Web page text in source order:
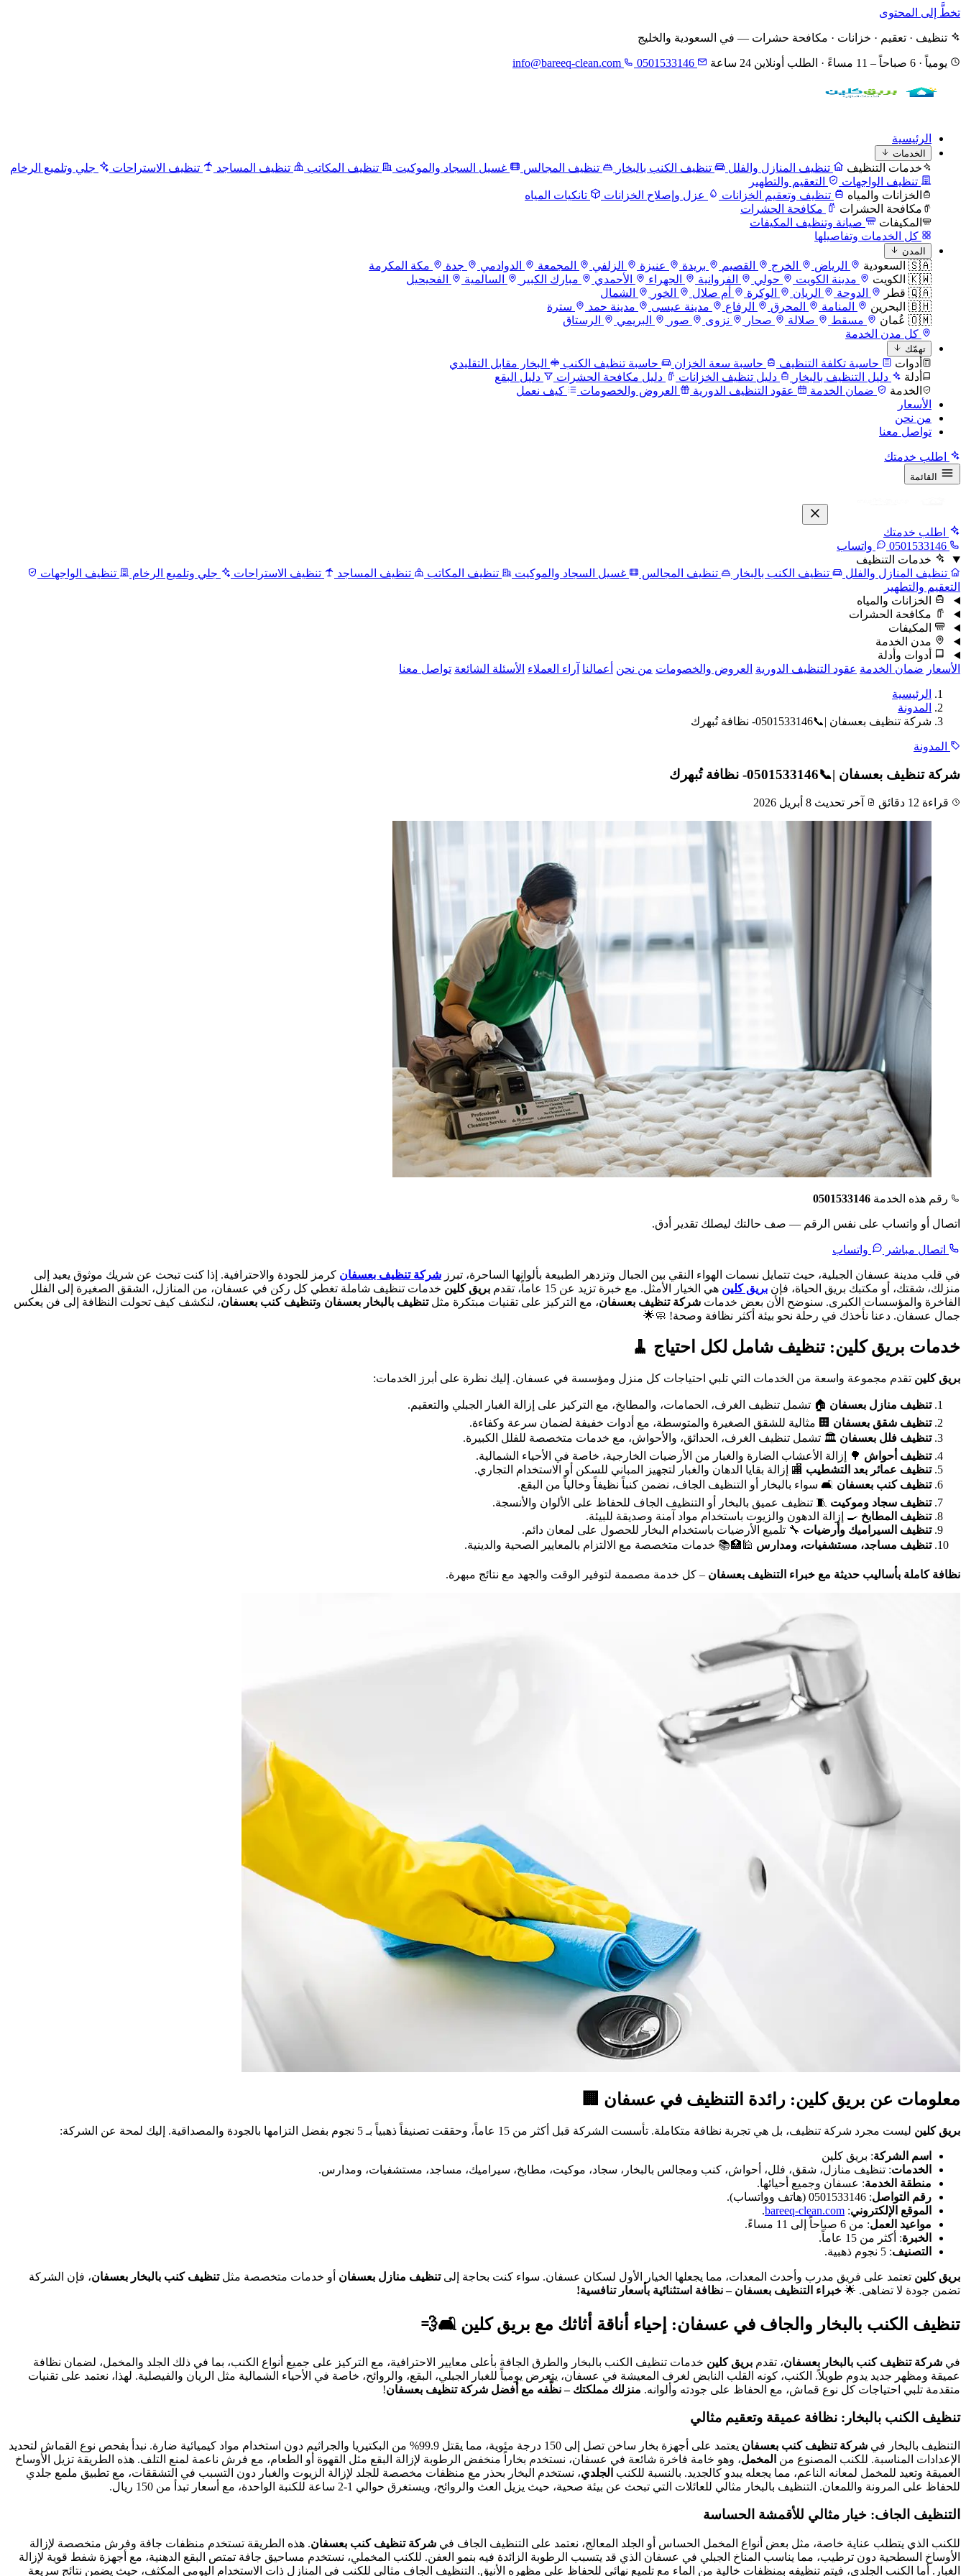
تخطَّ إلى المحتوى
تنظيف · تعقيم · خزانات · مكافحة حشرات — في السعودية والخليج
يومياً · 6 صباحاً – 11 مساءً · الطلب أونلاين 24 ساعة info@bareeq-clean.com 0501533146
الرئيسية
الخدمات
خدمات التنظيف تنظيف المنازل والفلل تنظيف الكنب بالبخار تنظيف المجالس غسيل السجاد والموكيت تنظيف المكاتب تنظيف المساجد تنظيف الاستراحات
جلي وتلميع الرخام
تنظيف الواجهات
التعقيم والتطهير
الخزانات والمياه
تنظيف وتعقيم الخزانات عزل وإصلاح الخزانات
تانكيات المياه
مكافحة الحشرات
مكافحة الحشرات
المكيفات
صيانة وتنظيف المكيفات
كل الخدمات وتفاصيلها
المدن
🇸🇦 السعودية الرياض الخرج القصيم بريدة عنيزة الزلفي المجمعة الدوادمي جدة
مكة المكرمة
🇰🇼 الكويت
مدينة الكويت حولي الفروانية الجهراء الأحمدي مبارك الكبير السالمية
الفحيحيل
🇶🇦 قطر
الدوحة الريان الوكرة أم صلال الخور
الشمال
🇧🇭 البحرين
المنامة المحرق الرفاع مدينة عيسى مدينة حمد
سترة
🇴🇲 عُمان
مسقط صلالة صحار نزوى صور البريمي
الرستاق
كل مدن الخدمة
تهمّك
أدوات حاسبة تكلفة التنظيف حاسبة سعة الخزان حاسبة تنظيف الكنب
البخار مقابل التقليدي
أدلة
دليل التنظيف بالبخار دليل تنظيف الخزانات دليل مكافحة الحشرات
دليل البقع
الخدمة
ضمان الخدمة عقود التنظيف الدورية العروض والخصومات
كيف نعمل
الأسعار
من نحن
تواصل معنا
اطلب خدمتك
القائمة
اطلب خدمتك
0501533146
واتساب
خدمات التنظيف
تنظيف المنازل والفلل
تنظيف الكنب بالبخار تنظيف المجالس غسيل السجاد والموكيت تنظيف المكاتب تنظيف المساجد تنظيف الاستراحات جلي وتلميع الرخام
تنظيف الواجهات
التعقيم والتطهير
الخزانات والمياه
مكافحة الحشرات
المكيفات
مدن الخدمة
أدوات وأدلة
الأسعار ضمان الخدمة عقود التنظيف الدورية العروض والخصومات من نحن أعمالنا آراء العملاء الأسئلة الشائعة تواصل معنا
الرئيسية
المدونة
شركة تنظيف بعسفان |📞0501533146- نظافة تُبهرك
المدونة
شركة تنظيف بعسفان |📞0501533146- نظافة تُبهرك
قراءة 12 دقائق آخر تحديث 8 أبريل 2026
رقم هذه الخدمة 0501533146
اتصال أو واتساب على نفس الرقم — صف حالتك ليصلك تقدير أدق.
اتصال مباشر واتساب
في قلب مدينة عسفان الجبلية، حيث تتمايل نسمات الهواء النقي بين الجبال وتزدهر الطبيعة بألوانها الساحرة، تبرز شركة تنظيف بعسفان كرمز للجودة والاحترافية. إذا كنت تبحث عن شريك موثوق يعيد إلى
منزلك، شقتك، أو مكتبك بريق الحياة، فإن بريق كلين هي الخيار الأمثل. مع خبرة تزيد عن 15 عاماً، تقدم بريق كلين خدمات تنظيف شاملة تغطي كل ركن في عسفان، من المنازل، الشقق الصغيرة إلى الفلل
الفاخرة والمؤسسات الكبرى. سنوضح الأن بعض خدمات شركة تنظيف بعسفان، مع التركيز على تقنيات مبتكرة مثلتنظيف بالبخار بعسفان وتنظيف كنب بعسفان، لنكشف كيف تحولت النظافة إلى فن يعكس
جمال عسفان. دعنا نأخذك في رحلة نحو بيئة أكثر نظافة وصحة! 🧼🌟
خدمات بريق كلين: تنظيف شامل لكل احتياج 🧹
بريق كلين تقدم مجموعة واسعة من الخدمات التي تلبي احتياجات كل منزل ومؤسسة في عسفان. إليك نظرة على أبرز الخدمات:
تنظيف منازل بعسفان 🏠 تشمل تنظيف الغرف، الحمامات، والمطابخ، مع التركيز على إزالة الغبار الجبلي والتعقيم.
تنظيف شقق بعسفان 🏢 مثالية للشقق الصغيرة والمتوسطة، مع أدوات خفيفة لضمان سرعة وكفاءة.
تنظيف فلل بعسفان 🏛️ تشمل تنظيف الغرف، الحدائق، والأحواش، مع خدمات متخصصة للفلل الكبيرة.
تنظيف أحواش 🌳 إزالة الأعشاب الضارة والغبار من الأرضيات الخارجية، خاصة في الأحياء الشمالية.
تنظيف عمائر بعد التشطيب 🏬 إزالة بقايا الدهان والغبار لتجهيز المباني للسكن أو الاستخدام التجاري.
تنظيف كنب بعسفان 🛋️ سواء بالبخار أو التنظيف الجاف، نضمن كنباً نظيفاً وخالياً من البقع.
تنظيف سجاد وموكيت 🧵 تنظيف عميق بالبخار أو التنظيف الجاف للحفاظ على الألوان والأنسجة.
تنظيف المطابخ 🍳 إزالة الدهون والزيوت باستخدام مواد آمنة وصديقة للبيئة.
تنظيف السيراميك وأرضيات 🔧 تلميع الأرضيات باستخدام البخار للحصول على لمعان دائم.
تنظيف مساجد، مستشفيات، ومدارس 🕌🏥📚 خدمات متخصصة مع الالتزام بالمعايير الصحية والدينية.
نظافة كاملة بأساليب حديثة مع خبراء التنظيف بعسفان – كل خدمة مصممة لتوفير الوقت والجهد مع نتائج مبهرة.
معلومات عن بريق كلين: رائدة التنظيف في عسفان 🏢
بريق كلين ليست مجرد شركة تنظيف، بل هي تجربة نظافة متكاملة. تأسست الشركة قبل أكثر من 15 عاماً، وحققت تصنيفاً ذهبياً بـ 5 نجوم بفضل التزامها بالجودة والمصداقية. إليك لمحة عن الشركة:
اسم الشركة: بريق كلين
الخدمات: تنظيف منازل، شقق، فلل، أحواش، كنب ومجالس بالبخار، سجاد، موكيت، مطابخ، سيراميك، مساجد، مستشفيات، ومدارس.
منطقة الخدمة: عسفان وجميع أحيائها.
رقم التواصل: 0501533146 (هاتف وواتساب).
الموقع الإلكتروني:
bareeq-clean.com
.
مواعيد العمل: من 6 صباحاً إلى 11 مساءً.
الخبرة: أكثر من 15 عاماً.
التصنيف: 5 نجوم ذهبية.
بريق كلين تعتمد على فريق مدرب وأحدث المعدات، مما يجعلها الخيار الأول لسكان عسفان. سواء كنت بحاجة إلىتنظيف منازل بعسفان أو خدمات متخصصة مثلتنظيف كنب بالبخار بعسفان، فإن الشركة
تضمن جودة لا تضاهى. 🌟 خبراء التنظيف بعسفان – نظافة استثنائية بأسعار تنافسية!
تنظيف الكنب بالبخار والجاف في عسفان: إحياء أناقة أثاثك مع بريق كلين 🛋️💨
في شركة تنظيف كنب بالبخار بعسفان، تقدم بريق كلين خدمات تنظيف الكنب بالبخار والطرق الجافة بأعلى معايير الاحترافية، مع التركيز على جميع أنواع الكنب، بما في ذلك الجلد والمخمل، لضمان نظافة
عميقة ومظهر جديد يدوم طويلاً. الكنب، كونه القلب النابض لغرف المعيشة في عسفان، يتعرض يومياً للغبار الجبلي، البقع، والروائح، خاصة في الأحياء الشمالية مثل الريان والفيصلية. لهذا، نعتمد على تقنيات
متقدمة تلبي احتياجات كل نوع قماش، مع الحفاظ على جودته وألوانه. منزلك مملكتك – نظّفه مع أفضل شركة تنظيف بعسفان!
تنظيف الكنب بالبخار: نظافة عميقة وتعقيم مثالي
التنظيف بالبخار في شركة تنظيف كنب بعسفان
يعتمد على أجهزة بخار ساخن تصل إلى 150 درجة مئوية، مما يقتل 99.9% من البكتيريا والجراثيم دون استخدام مواد كيميائية ضارة. نبدأ بفحص نوع القماش لتحديد
الإعدادات المناسبة. للكنب المصنوع من المخمل، وهو خامة فاخرة شائعة في عسفان، نستخدم بخاراً منخفض الرطوبة لإزالة البقع مثل القهوة أو الطعام، مع فرش ناعمة لمنع التلف. هذه الطريقة تزيل الأوساخ
العميقة وتعيد للمخمل لمعانه الناعم، مما يجعله يبدو كالجديد. بالنسبة للكنب الجلدي، نستخدم البخار بحذر مع منظفات مخصصة للجلد لإزالة الزيوت والغبار دون التسبب في التشققات، مع تطبيق ملمع جلدي
للحفاظ على المرونة واللمعان. التنظيف بالبخار مثالي للعائلات التي تبحث عن بيئة صحية، حيث يزيل العث والروائح، ويستغرق حوالي 1-2 ساعة للكنبة الواحدة، مع أسعار تبدأ من 150 ريال.
التنظيف الجاف: خيار مثالي للأقمشة الحساسة
للكنب الذي يتطلب عناية خاصة، مثل بعض أنواع المخمل الحساس أو الجلد المعالج، نعتمد على التنظيف الجاف في شركة تنظيف كنب بعسفان. هذه الطريقة تستخدم منظفات جافة وفرش متخصصة لإزالة
الأوساخ السطحية دون ترطيب، مما يناسب المناخ الجبلي في عسفان الذي قد يتسبب الرطوبة الزائدة فيه بنمو العفن. للكنب المخملي، نستخدم مساحيق جافة تمتص البقع الدهنية، مع أجهزة شفط قوية لإزالة
الغبار. أما الكنب الجلدي، فيتم تنظيفه بمنظفات خالية من الماء مع تلميع نهائي للحفاظ على مظهره الأنيق. التنظيف الجاف مثالي للكنب في المنازل ذات الاستخدام اليومي المكثف، حيث يضمن نتائج سريعة